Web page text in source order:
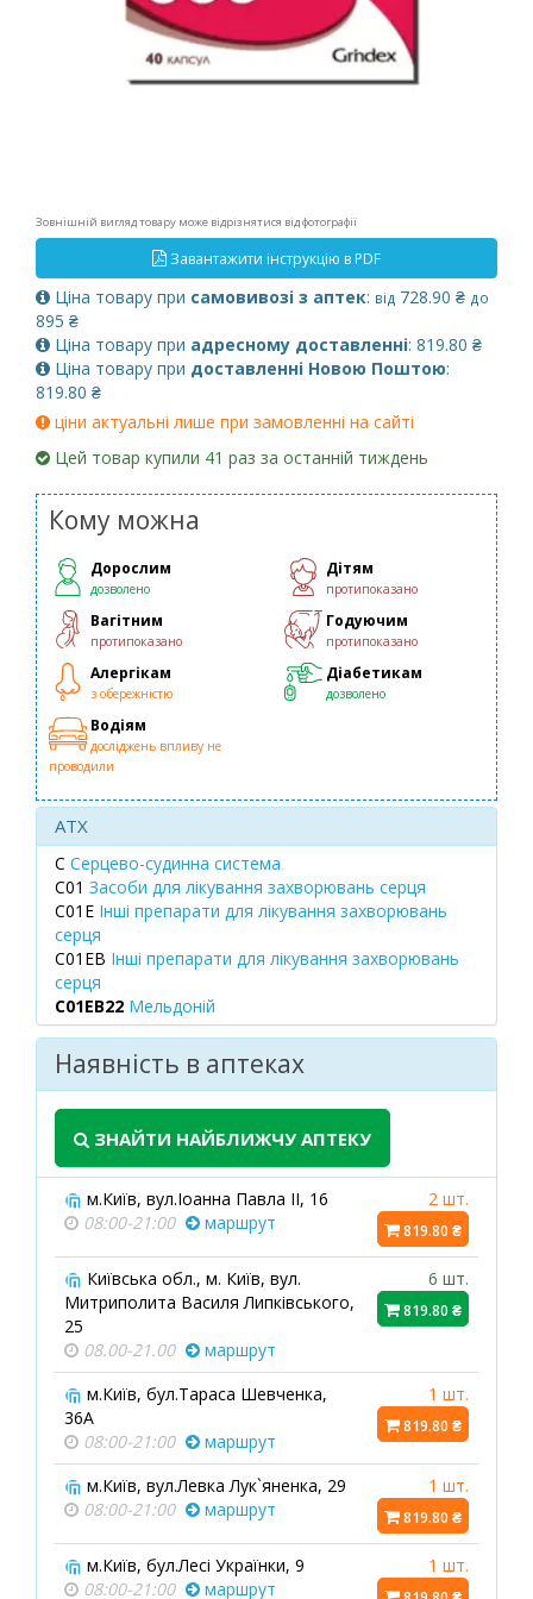
Зовнішній вигляд товару може відрізнятися від фотографії
Завантажити інструкцію в PDF
Ціна товару при самовивозі з аптек: від 728.90 ₴ до
895 ₴
Ціна товару при адресному доставленні: 819.80 ₴
Ціна товару при доставленні Новою Поштою:
819.80 ₴
ціни актуальні лише при замовленні на сайті
Цей товар купили 41 раз за останній тиждень
Кому можна
Дорослим
дозволено
Дітям
протипоказано
Вагітним
протипоказано
Годуючим
протипоказано
Алергікам
з обережністю
Діабетикам
дозволено
Водіям
досліджень впливу не
проводили
ATX
C Серцево-судинна система
C01 Засоби для лікування захворювань серця
C01E Інші препарати для лікування захворювань
серця
C01EB Інші препарати для лікування захворювань
серця
C01EB22 Мельдоній
Наявність в аптеках
ЗНАЙТИ НАЙБЛИЖЧУ АПТЕКУ
м.Київ, вул.Іоанна Павла ІІ, 16
08:00-21:00
маршрут
2 шт.
819.80 ₴
Київська обл., м. Київ, вул.
Митриполита Василя Липківського,
25
08.00-21.00
маршрут
6 шт.
819.80 ₴
м.Київ, бул.Тараса Шевченка,
36А
08:00-21:00
маршрут
1 шт.
819.80 ₴
м.Київ, вул.Левка Лук`яненка, 29
08:00-21:00
маршрут
1 шт.
819.80 ₴
м.Київ, бул.Лесі Українки, 9
08:00-21:00
маршрут
1 шт.